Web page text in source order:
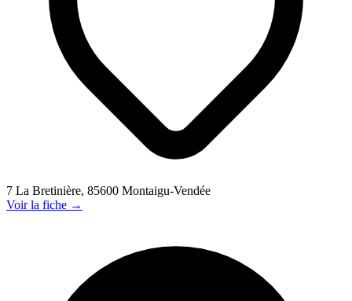
7 La Bretinière, 85600 Montaigu-Vendée
Voir la fiche →